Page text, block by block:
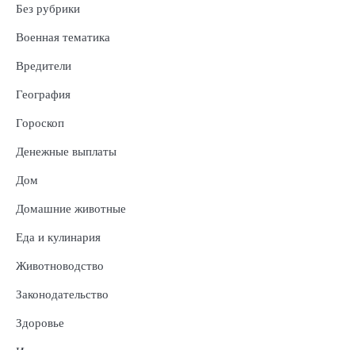
Без рубрики
Военная тематика
Вредители
География
Гороскоп
Денежные выплаты
Дом
Домашние животные
Еда и кулинария
Животноводство
Законодательство
Здоровье